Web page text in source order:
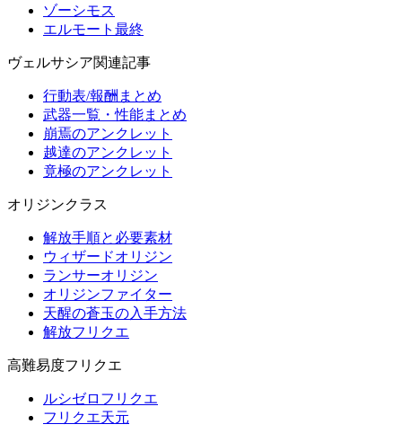
ゾーシモス
エルモート最終
ヴェルサシア関連記事
行動表/報酬まとめ
武器一覧・性能まとめ
崩焉のアンクレット
越達のアンクレット
竟極のアンクレット
オリジンクラス
解放手順と必要素材
ウィザードオリジン
ランサーオリジン
オリジンファイター
天醒の蒼玉の入手方法
解放フリクエ
高難易度フリクエ
ルシゼロフリクエ
フリクエ天元